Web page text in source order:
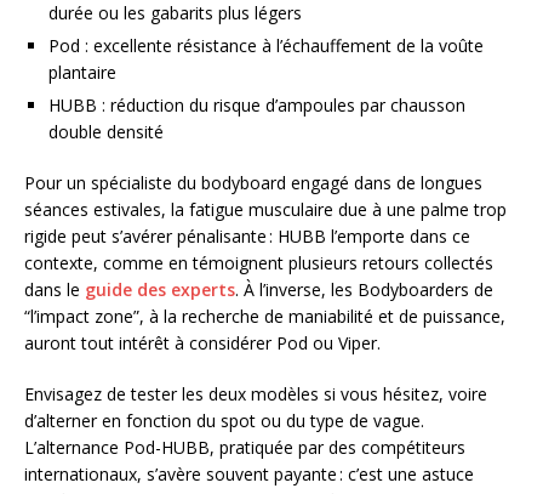
durée ou les gabarits plus légers
Pod : excellente résistance à l’échauffement de la voûte
plantaire
HUBB : réduction du risque d’ampoules par chausson
double densité
Pour un spécialiste du bodyboard engagé dans de longues
séances estivales, la fatigue musculaire due à une palme trop
rigide peut s’avérer pénalisante : HUBB l’emporte dans ce
contexte, comme en témoignent plusieurs retours collectés
dans le guide des experts. À l’inverse, les Bodyboarders de
“l’impact zone”, à la recherche de maniabilité et de puissance,
auront tout intérêt à considérer Pod ou Viper.
Envisagez de tester les deux modèles si vous hésitez, voire
d’alterner en fonction du spot ou du type de vague.
L’alternance Pod-HUBB, pratiquée par des compétiteurs
internationaux, s’avère souvent payante : c’est une astuce